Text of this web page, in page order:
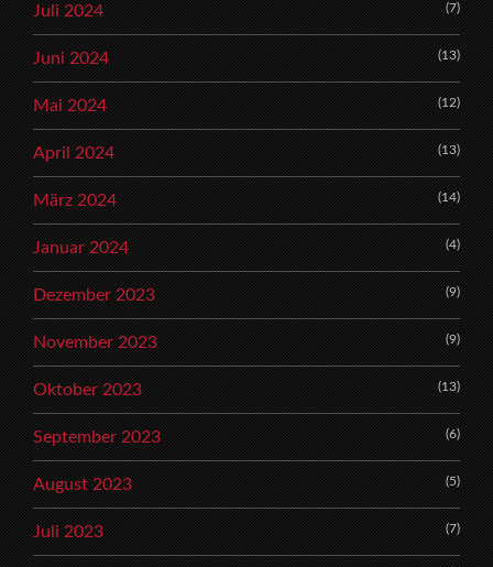
Juli 2024 (7)
Juni 2024 (13)
Mai 2024 (12)
April 2024 (13)
März 2024 (14)
Januar 2024 (4)
Dezember 2023 (9)
November 2023 (9)
Oktober 2023 (13)
September 2023 (6)
August 2023 (5)
Juli 2023 (7)